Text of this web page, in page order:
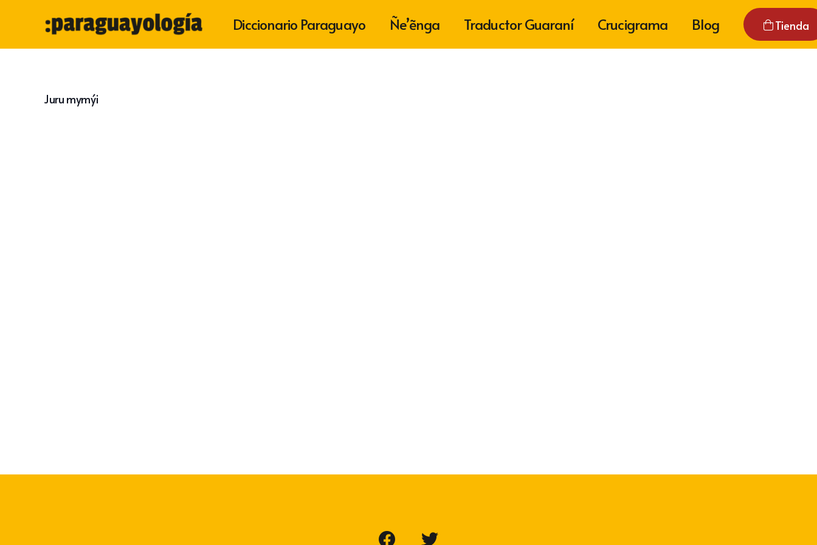
Diccionario Paraguayo Ñe’ẽnga Traductor Guaraní Crucigrama Blog Tienda
Juru mymýi